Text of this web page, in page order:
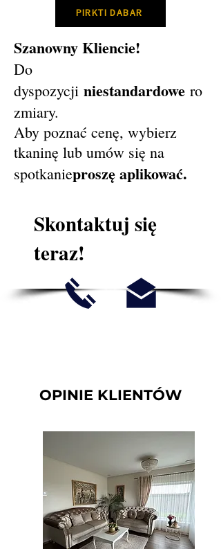
PIRKTI DABAR
Szanowny Kliencie!
Do
dyspozycji niestandardowe ro
zmiary.
Aby poznać cenę, wybierz
tkaninę lub umów się na
spotkanieproszę aplikować.
Skontaktuj się
teraz!
OPINIE KLIENTÓW